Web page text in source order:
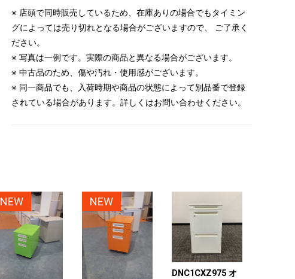
※ 店頭で同時販売しているため、在庫ありの場合でもタイミン
グによっては売り切れとなる場合がございますので、 ご了承く
ださい。
※ 写真は一例です。実際の商品と異なる場合がございます。
※ 中古品のため、傷や汚れ・使用感がございます。
※ 同一商品でも、入荷時期や商品の状態によって別品番で登録
されている場合があります。詳しくはお問い合わせください。
NEW NEW
DNC1CXZ975 オ